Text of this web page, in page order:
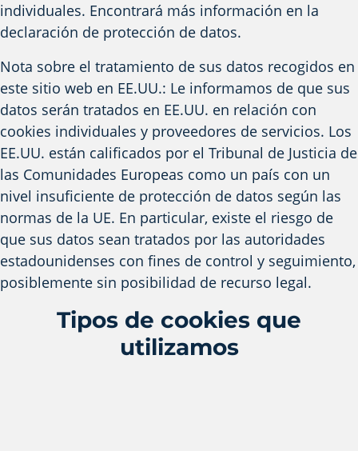
individuales. Encontrará más información en la
declaración de protección de datos.
Nota sobre el tratamiento de sus datos recogidos en
este sitio web en EE.UU.: Le informamos de que sus
datos serán tratados en EE.UU. en relación con
cookies individuales y proveedores de servicios. Los
EE.UU. están calificados por el Tribunal de Justicia de
las Comunidades Europeas como un país con un
nivel insuficiente de protección de datos según las
normas de la UE. En particular, existe el riesgo de
que sus datos sean tratados por las autoridades
estadounidenses con fines de control y seguimiento,
posiblemente sin posibilidad de recurso legal.
Tipos de cookies que
utilizamos